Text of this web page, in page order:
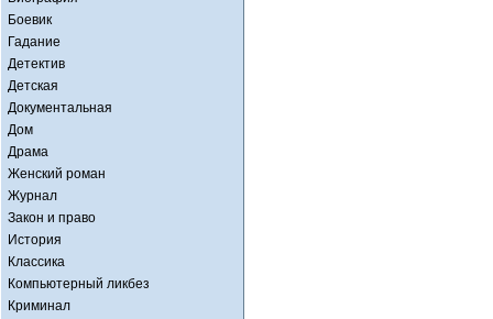
Боевик
Гадание
Детектив
Детская
Документальная
Дом
Драма
Женский роман
Журнал
Закон и право
История
Классика
Компьютерный ликбез
Криминал